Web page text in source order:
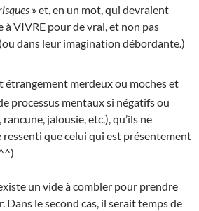
» et, en un mot, qui devraient
à VIVRE pour de vrai, et non pas
dans leur imagination débordante.)
étrangement merdeux ou moches et
processus mentaux si négatifs ou
jalousie, etc.), qu’ils ne
que celui qui est présentement
un vide à combler pour prendre
Dans le second cas, il serait temps de